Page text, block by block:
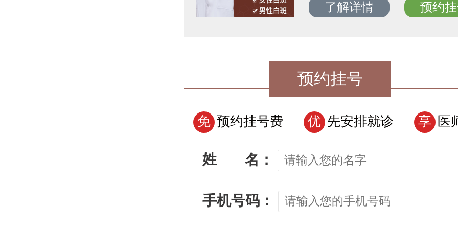
了解详情 预约
预约挂号
免 预约挂号费 优 先安排就诊 享 医
姓 名：
手机号码：